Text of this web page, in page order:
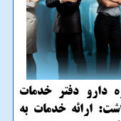
دارو دفتر خدمات
ارائه خدمات به